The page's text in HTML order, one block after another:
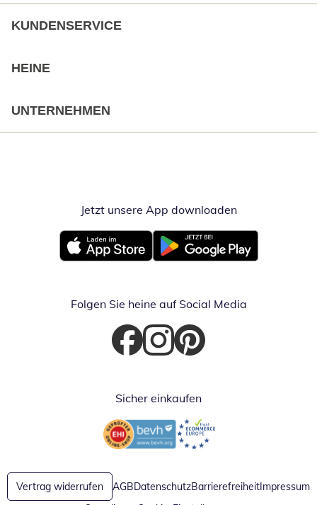
KUNDENSERVICE
HEINE
UNTERNEHMEN
Jetzt unsere App downloadenÖffnet in
Öffnet in neuem FensterÖffnet in neuem Fenster
Folgen Sie heine auf Social Media
Öffnet in neuem Fenster
Öffnet in neuem Fenster
Öffnet in neuem Fenster
Sicher einkaufen
Öffnet in neuem FensterÖffnet in neuem Fenster
Vertrag widerrufen AGBDatenschutzBarrierefreiheitImpressum